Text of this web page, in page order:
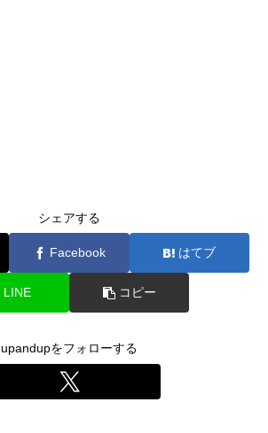
シェアする
Facebook はてブ
LINE コピー
upandupをフォローする